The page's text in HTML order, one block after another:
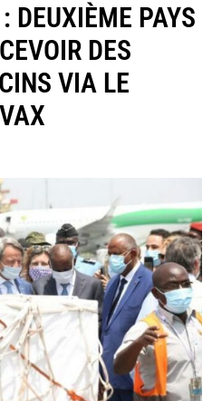
DEUXIÈME PAYS
DES
VIA LE